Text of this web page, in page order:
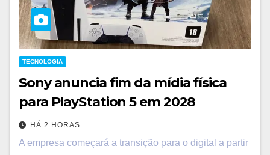
TECNOLOGIA
Sony anuncia fim da mídia física
para PlayStation 5 em 2028
HÁ 2 HORAS
A empresa começará a transição para o digital a partir